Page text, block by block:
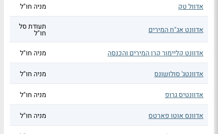
אדוול טק מניה חו"ל
אדוונט אג"ח המירים תעודת סל
חו"ל
אדוונט קליימור קרן המירים והכנסה
מניה חו"ל
אדוונטג' סולושונס מניה חו"ל
אדוונטיס גרופ מניה חו"ל
אדוונס אוטו פארטס מניה חו"ל